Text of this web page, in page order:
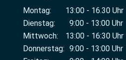
Montag:
13:00 - 16.30 Uhr
Dienstag:
9:00 - 13:00 Uhr
Mittwoch:
13:00 - 16:30 Uhr
Donnerstag: 9:00 - 13:00 Uhr